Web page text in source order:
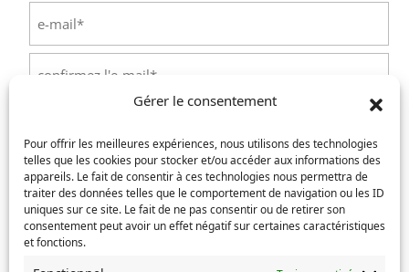
Gérer le consentement
Pour offrir les meilleures expériences, nous utilisons des technologies
telles que les cookies pour stocker et/ou accéder aux informations des
appareils. Le fait de consentir à ces technologies nous permettra de
traiter des données telles que le comportement de navigation ou les ID
uniques sur ce site. Le fait de ne pas consentir ou de retirer son
consentement peut avoir un effet négatif sur certaines caractéristiques
et fonctions.
mail(Nécessaire)
Saisissez
un
mail
Service concerné (Nécessaire)
Si votre demande concerne des actes de naissance et/ou